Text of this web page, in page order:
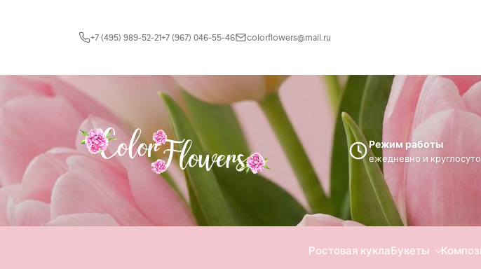
+7 (495) 989-52-21+7 (967) 046-55-46 colorflowers@mail.ru
Режим работы
ежедневно и
Ростовая куклаБукеты